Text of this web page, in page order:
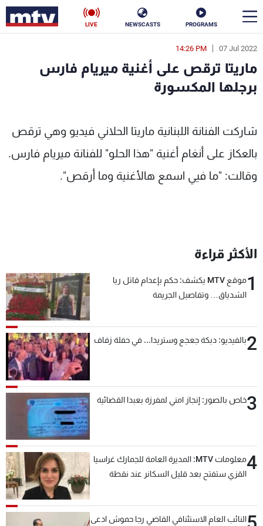
PROGRAMS
NEWSCASTS
LIVE
07 Jul 2022
14:26 PM
ماريتا ترقص على أغنية ميريام فارس
برجلها المكسورة
شاركت الفنانة اللبنانية ماريتا الحلاني فيديو وهي ترقص
بالعكاز على أنغام أغنية "هذا الحلو" للفنانة ميريام فارس.
وقالت: "ما فيي اسمع هالأغنية وما أرقص".
الأكثر قراءة
1
موقع MTV يكشف: حكم بإعدام قاتل ريا
الشدياق… وتفاصيل الجريمة
2بالفيديو: دبكة جعجع وستريدا... في حفلة زفاف
3خاص بالصور: إنجاز امني لمفرزة بعبدا القضائية
4
معلومات MTV: المديرة العامة للجمارك غراسيا
القزي ستفتح بعد قليل السكانر عند نقطة
السعودية والدول العربية
النائب العام الاستئنافي القاضي رجا حموش ادعى
en
الأخبار
إقتصاد فن
منوعات رياضة
البرامج
جدول البرامج
شاهد البرامج
الترددات
عن MTV
الإنـتـاج
وظائف
تواصل معنا
شروط الإسـتخدام
سياسة الخصوصية